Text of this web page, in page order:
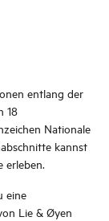
entlang der
18
Nationale
kannst
erleben.
eine
Lie & Øyen